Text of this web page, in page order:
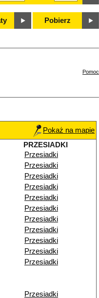
Pobierz
Pomoc
Pokaż na mapie
PRZESIADKI
Przesiadki
Przesiadki
Przesiadki
Przesiadki
Przesiadki
Przesiadki
Przesiadki
Przesiadki
Przesiadki
Przesiadki
Przesiadki
Przesiadki